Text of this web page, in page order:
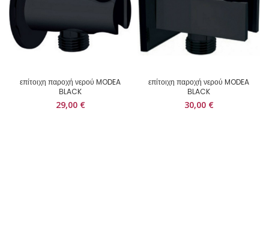
επίτοιχη παροχή νερού MODEA
ΒLACK
29,00 €
επίτοιχη παροχή νερού MODEA
ΒLACK
30,00 €